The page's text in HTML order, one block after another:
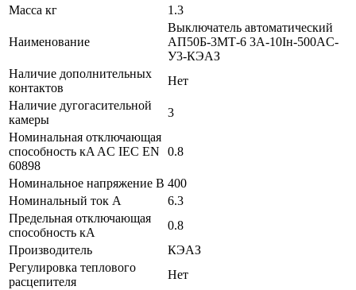
Масса кг
1.3
Наименование
Выключатель автоматический
АП50Б-3МТ-6 3А-10Iн-500AC-
У3-КЭАЗ
Наличие дополнительных
контактов
Нет
Наличие дугогасительной
камеры
3
Номинальная отключающая
способность кA AC IEC EN
60898
0.8
Номинальное напряжение В 400
Номинальный ток А
6.3
Предельная отключающая
способность кA
0.8
Производитель
КЭАЗ
Регулировка теплового
расцепителя
Нет